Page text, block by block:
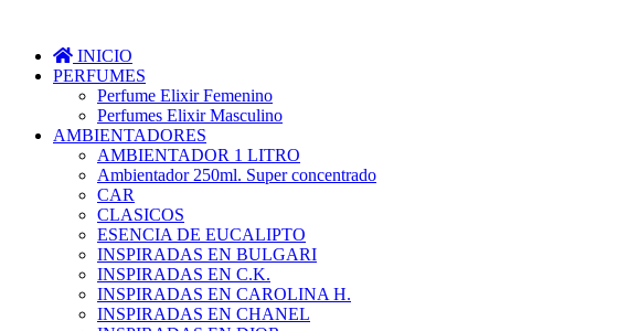
INICIO
PERFUMES
Perfume Elixir Femenino
Perfumes Elixir Masculino
AMBIENTADORES
AMBIENTADOR 1 LITRO
Ambientador 250ml. Super concentrado
CAR
CLASICOS
ESENCIA DE EUCALIPTO
INSPIRADAS EN BULGARI
INSPIRADAS EN C.K.
INSPIRADAS EN CAROLINA H.
INSPIRADAS EN CHANEL